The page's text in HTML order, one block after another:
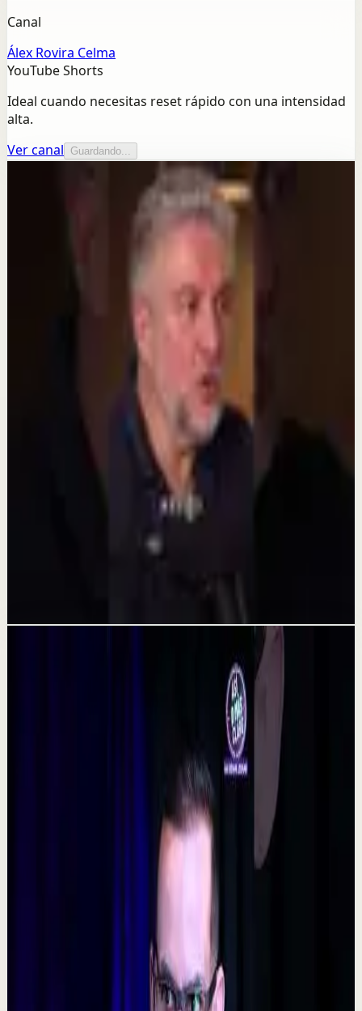
Canal
Álex Rovira Celma
YouTube Shorts
Ideal cuando necesitas reset rápido con una intensidad
alta.
Ver canal
Guardando...
Más de este canal
Lo que viviste de niño sigue controlando tu
vida (aunque no lo sepas)
Lo que tus expectativas te roban cada día
#verdad #autoconocimiento
¿Por qué sabes que tienes que cambiar pero
La consecuencia de una falta de desconexión.
#tevasamorir #huracandreyfus #diegodreyfus
Video estándar